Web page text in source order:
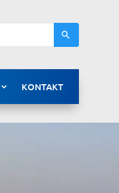
KONTAKT